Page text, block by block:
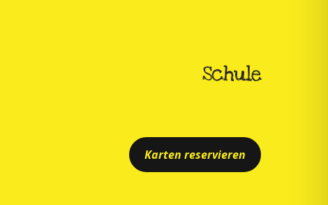
Schule
Karten reservieren